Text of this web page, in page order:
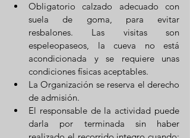
Obligatorio calzado adecuado con
suela de goma, para evitar
resbalones. Las visitas son
espeleopaseos, la cueva no está
acondicionada y se requiere unas
condiciones físicas aceptables.
La Organización se reserva el derecho
de admisión.
El responsable de la actividad puede
darla por terminada sin haber